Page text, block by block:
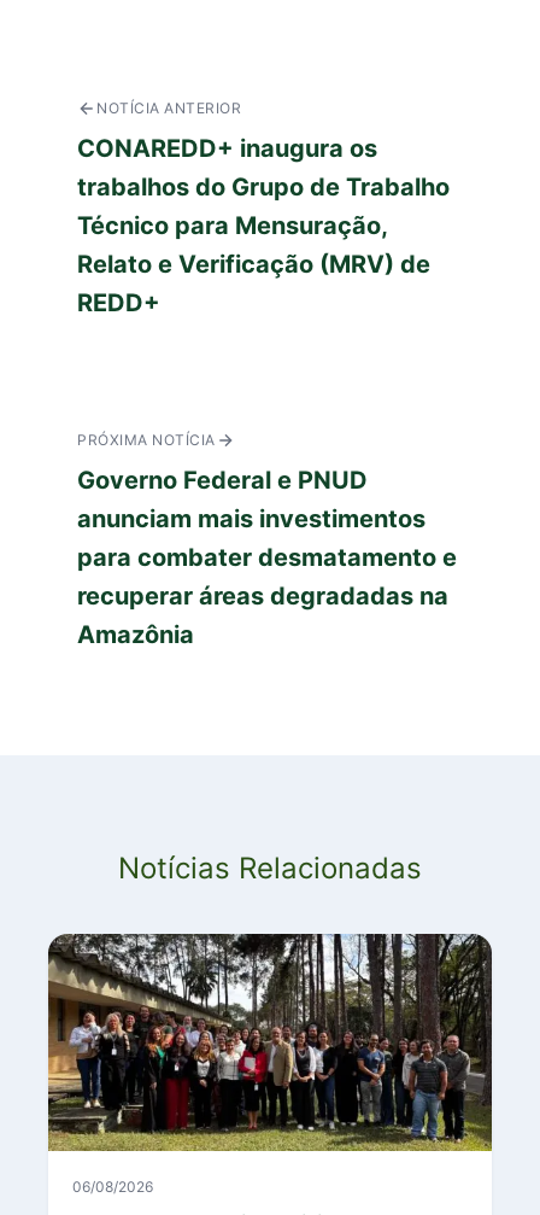
NOTÍCIA ANTERIOR
CONAREDD+ inaugura os
trabalhos do Grupo de Trabalho
Técnico para Mensuração,
Relato e Verificação (MRV) de
REDD+
PRÓXIMA NOTÍCIA
Governo Federal e PNUD
anunciam mais investimentos
para combater desmatamento e
recuperar áreas degradadas na
Amazônia
Notícias Relacionadas
06/08/2026